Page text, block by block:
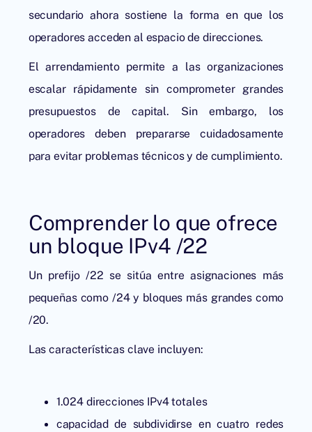
secundario ahora sostiene la forma en que los
operadores acceden al espacio de direcciones.
El arrendamiento permite a las organizaciones
escalar rápidamente sin comprometer grandes
presupuestos de capital. Sin embargo, los
operadores deben prepararse cuidadosamente
para evitar problemas técnicos y de cumplimiento.
Comprender lo que ofrece
un bloque IPv4 /22
Un prefijo /22 se sitúa entre asignaciones más
pequeñas como /24 y bloques más grandes como
/20.
Las características clave incluyen:
1.024 direcciones IPv4 totales
capacidad de subdividirse en cuatro redes